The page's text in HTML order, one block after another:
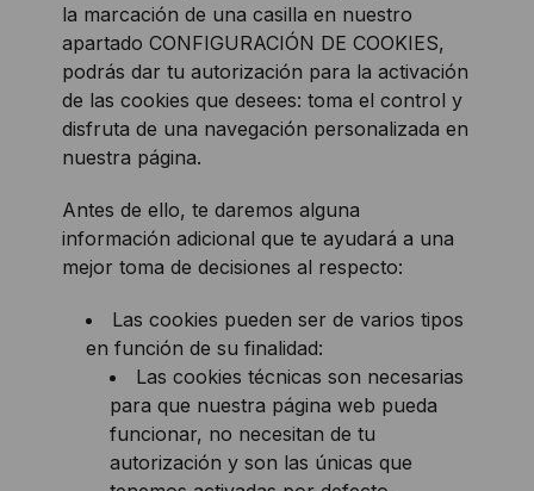
la marcación de una casilla en nuestro
apartado CONFIGURACIÓN DE COOKIES,
podrás dar tu autorización para la activación
de las cookies que desees: toma el control y
disfruta de una navegación personalizada en
nuestra página.
Antes de ello, te daremos alguna
información adicional que te ayudará a una
mejor toma de decisiones al respecto:
Las cookies pueden ser de varios tipos
en función de su finalidad:
Las cookies técnicas son necesarias
para que nuestra página web pueda
funcionar, no necesitan de tu
autorización y son las únicas que